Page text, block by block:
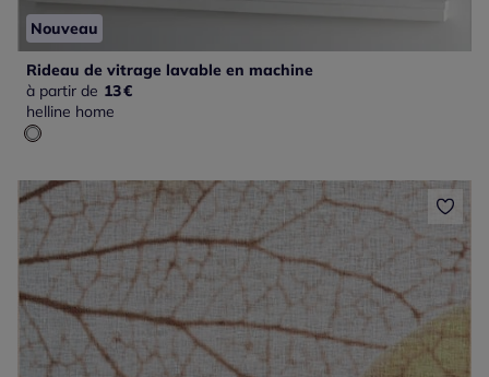
Nouveau
Rideau de vitrage lavable en machine
à partir de 13€
helline home